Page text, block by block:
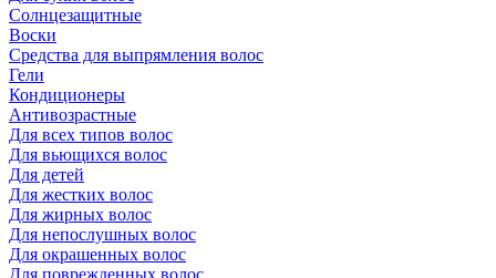
Солнцезащитные
Воски
Средства для выпрямления волос
Гели
Кондиционеры
Антивозрастные
Для всех типов волос
Для вьющихся волос
Для детей
Для жестких волос
Для жирных волос
Для непослушных волос
Для окрашенных волос
Для поврежденных волос